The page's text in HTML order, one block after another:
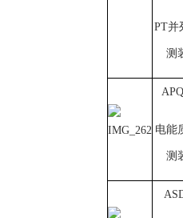
PT并
测
电能
测